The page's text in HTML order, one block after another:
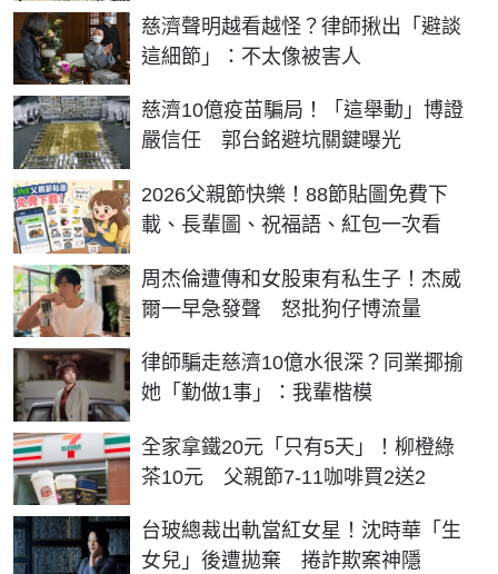
慈濟聲明越看越怪？律師揪出「避談
這細節」：不太像被害人
慈濟10億疫苗騙局！「這舉動」博證
嚴信任 郭台銘避坑關鍵曝光
2026父親節快樂！88節貼圖免費下
載、長輩圖、祝福語、紅包一次看
周杰倫遭傳和女股東有私生子！杰威
爾一早急發聲 怒批狗仔博流量
律師騙走慈濟10億水很深？同業揶揄
她「勤做1事」：我輩楷模
全家拿鐵20元「只有5天」！柳橙綠
茶10元 父親節7-11咖啡買2送2
台玻總裁出軌當紅女星！沈時華「生
女兒」後遭拋棄 捲詐欺案神隱